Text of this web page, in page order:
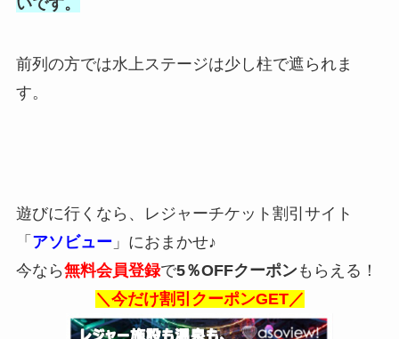
いです。
前列の方では水上ステージは少し柱で遮られま
す。
遊びに行くなら、レジャーチケット割引サイト
「 アソビュー」におまかせ♪
今なら無料会員登録で5％OFFクーポンもらえる！
＼今だけ割引クーポンGET／